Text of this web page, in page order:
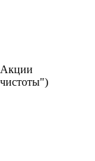
Акции